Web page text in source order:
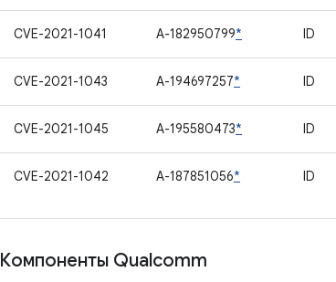
CVE-2021-1041 A-182950799* ID
CVE-2021-1043 A-194697257* ID
CVE-2021-1045 A-195580473* ID
CVE-2021-1042 A-187851056* ID
Компоненты Qualcomm